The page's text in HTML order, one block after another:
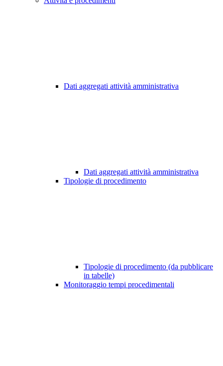
Dati aggregati attività amministrativa
Dati aggregati attività amministrativa
Tipologie di procedimento
Tipologie di procedimento (da pubblicare
in tabelle)
Monitoraggio tempi procedimentali